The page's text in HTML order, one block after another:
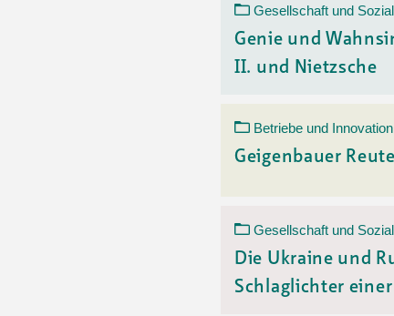
Gesellschaft und
Genie und
II. und Nietzsche
Betriebe und
Geigenbauer
Gesellschaft und
Die Ukraine und
Schlaglichter einer